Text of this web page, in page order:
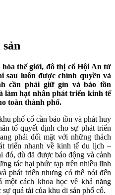
thế giới, đô thị cổ Hội An từ
sau luôn được chính quyền và
cần phải giữ gìn và bảo tồn
làm hạt nhân phát triển kinh tế
toàn thành phố.
phố cổ cần bảo tồn và phát huy
tố quyết định cho sự phát triển
phải đối mặt với những thách
triển nhanh về kinh tế du lịch –
dù đã được báo động và cảnh
tác hại phức tạp trên nhiều lĩnh
phát triển nhưng có thể nói đến
một cách khoa học về khả năng
quá tải của khu di sản phố cổ.